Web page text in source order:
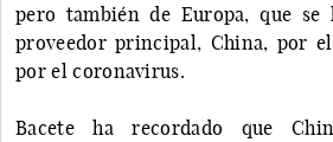
pero también de Europa, que se
proveedor principal, China, por
por el coronavirus.
Bacete ha recordado que